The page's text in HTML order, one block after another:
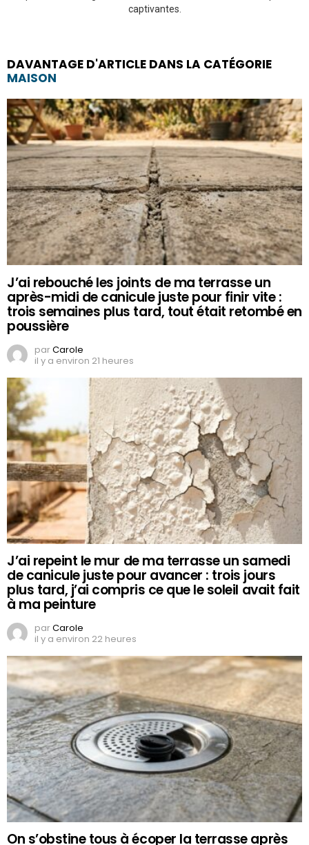
captivantes.
DAVANTAGE D'ARTICLE DANS LA CATÉGORIE
MAISON
J’ai rebouché les joints de ma terrasse un
après-midi de canicule juste pour finir vite :
trois semaines plus tard, tout était retombé en
poussière
parCarole
il y a environ 21 heures
J’ai repeint le mur de ma terrasse un samedi
de canicule juste pour avancer : trois jours
plus tard, j’ai compris ce que le soleil avait fait
à ma peinture
parCarole
il y a environ 22 heures
On s’obstine tous à écoper la terrasse après